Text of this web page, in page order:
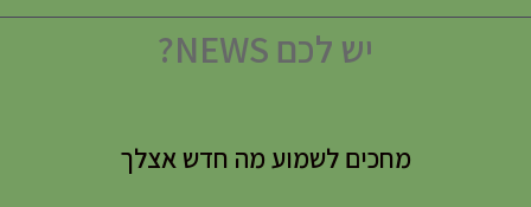
יש לכם NEWS?
מחכים לשמוע מה חדש אצלך